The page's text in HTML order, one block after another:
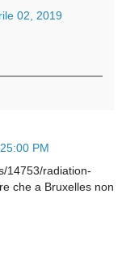
02, 2019
PM
14753/radiation-
che a Bruxelles non